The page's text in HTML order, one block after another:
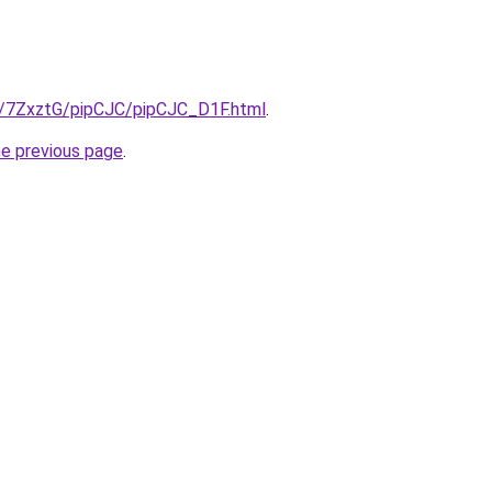
pipCJC/pipCJC_D1F.html.
previous page.